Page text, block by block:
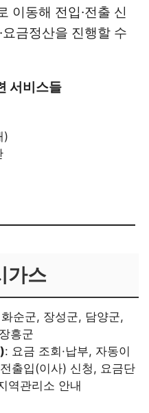
이동해 전입·전출 신
금정산을 진행할 수
서비스들
)
가스
순군, 장성군, 담양군,
흥군
: 요금 조회·납부, 자동이
출입(이사) 신청, 요금단
역관리소 안내